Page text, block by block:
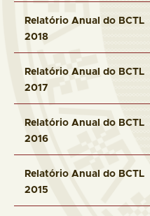
Relatório Anual do BCTL
2018
Relatório Anual do BCTL
2017
Relatório Anual do BCTL
2016
Relatório Anual do BCTL
2015